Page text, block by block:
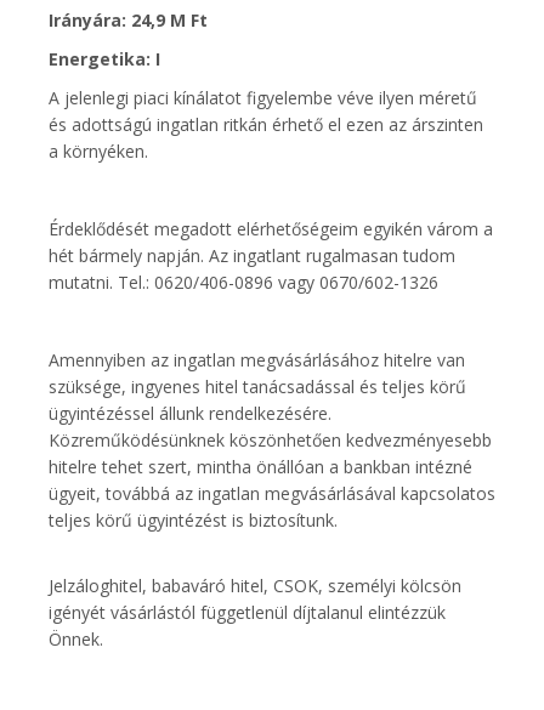
Irányára: 24,9 M Ft
Energetika: I
A jelenlegi piaci kínálatot figyelembe véve ilyen méretű
és adottságú ingatlan ritkán érhető el ezen az árszinten
a környéken.
Érdeklődését megadott elérhetőségeim egyikén várom a
hét bármely napján. Az ingatlant rugalmasan tudom
mutatni. Tel.: 0620/406-0896 vagy 0670/602-1326
Amennyiben az ingatlan megvásárlásához hitelre van
szüksége, ingyenes hitel tanácsadással és teljes körű
ügyintézéssel állunk rendelkezésére.
Közreműködésünknek köszönhetően kedvezményesebb
hitelre tehet szert, mintha önállóan a bankban intézné
ügyeit, továbbá az ingatlan megvásárlásával kapcsolatos
teljes körű ügyintézést is biztosítunk.
Jelzáloghitel, babaváró hitel, CSOK, személyi kölcsön
igényét vásárlástól függetlenül díjtalanul elintézzük
Önnek.